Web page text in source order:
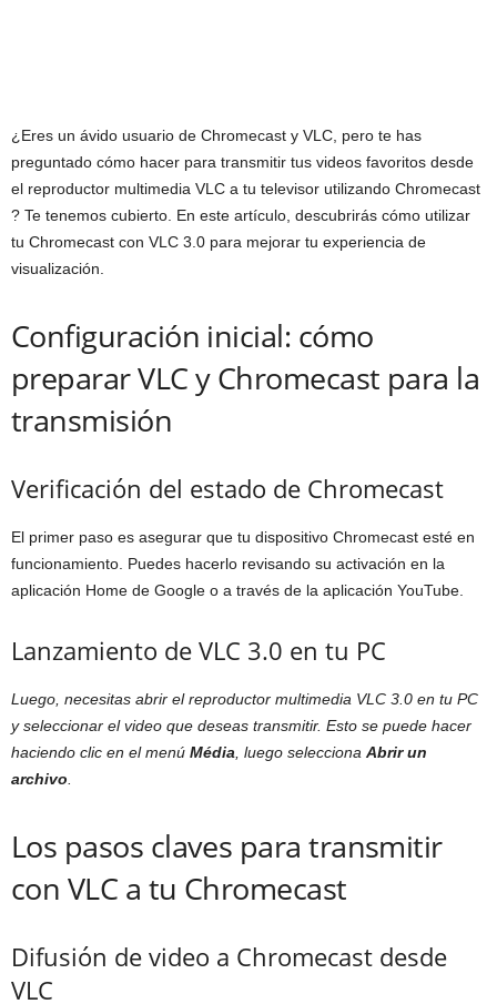
¿Eres un ávido usuario de Chromecast y VLC, pero te has
preguntado cómo hacer para transmitir tus videos favoritos desde
el reproductor multimedia VLC a tu televisor utilizando Chromecast
? Te tenemos cubierto. En este artículo, descubrirás cómo utilizar
tu Chromecast con VLC 3.0 para mejorar tu experiencia de
visualización.
Configuración inicial: cómo
preparar VLC y Chromecast para la
transmisión
Verificación del estado de Chromecast
El primer paso es asegurar que tu dispositivo Chromecast esté en
funcionamiento. Puedes hacerlo revisando su activación en la
aplicación Home de Google o a través de la aplicación YouTube.
Lanzamiento de VLC 3.0 en tu PC
Luego, necesitas abrir el reproductor multimedia VLC 3.0 en tu PC
y seleccionar el video que deseas transmitir. Esto se puede hacer
haciendo clic en el menú Média , luego selecciona Abrir un
archivo
Los pasos claves para transmitir
con VLC a tu Chromecast
Difusión de video a Chromecast desde
VLC